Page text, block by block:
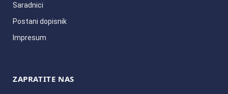
Saradnici
Postani dopisnik
Impresum
ZAPRATITE NAS